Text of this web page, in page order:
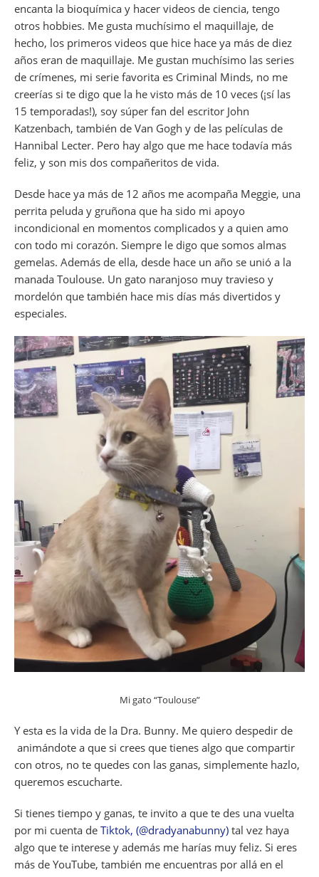
encanta la bioquímica y hacer videos de ciencia, tengo
otros hobbies. Me gusta muchísimo el maquillaje, de
hecho, los primeros videos que hice hace ya más de diez
años eran de maquillaje. Me gustan muchísimo las series
de crímenes, mi serie favorita es Criminal Minds, no me
creerías si te digo que la he visto más de 10 veces (¡sí las
15 temporadas!), soy súper fan del escritor John
Katzenbach, también de Van Gogh y de las películas de
Hannibal Lecter. Pero hay algo que me hace todavía más
feliz, y son mis dos compañeritos de vida.
Desde hace ya más de 12 años me acompaña Meggie, una
perrita peluda y gruñona que ha sido mi apoyo
incondicional en momentos complicados y a quien amo
con todo mi corazón. Siempre le digo que somos almas
gemelas. Además de ella, desde hace un año se unió a la
manada Toulouse. Un gato naranjoso muy travieso y
mordelón que también hace mis días más divertidos y
especiales.
Mi gato “Toulouse”
Y esta es la vida de la Dra. Bunny. Me quiero despedir de
animándote a que si crees que tienes algo que compartir
con otros, no te quedes con las ganas, simplemente hazlo,
queremos escucharte.
Si tienes tiempo y ganas, te invito a que te des una vuelta
por mi cuenta de Tiktok, (@dradyanabunny) tal vez haya
algo que te interese y además me harías muy feliz. Si eres
más de YouTube, también me encuentras por allá en el